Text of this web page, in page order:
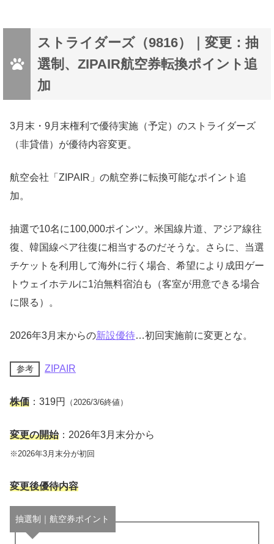
ストライダーズ（9816）｜変更：抽
選制、ZIPAIR航空券転換ポイント追
加
3月末・9月末権利で優待実施（予定）のストライダーズ
（非貸借）が優待内容変更。
航空会社「ZIPAIR」の航空券に転換可能なポイント追
加。
抽選で10名に100,000ポインツ。米国線片道、アジア線往
復、韓国線ペア往復に相当するのだそうな。さらに、当選
チケットを利用して海外に行く場合、希望により成田ゲー
トウェイホテルに1泊無料宿泊も（客室が用意できる場合
に限る）。
2026年3月末からの新設優待…初回実施前に変更とな。
参考 ZIPAIR
株価 ：319円 （2026/3/6終値）
変更の開始：2026年3月末分から
※2026年3月末分が初回
変更後優待内容
抽選制｜航空券ポイント